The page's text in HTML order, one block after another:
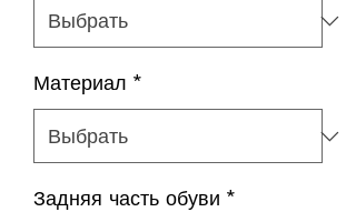
Материал *
Задняя часть обуви *